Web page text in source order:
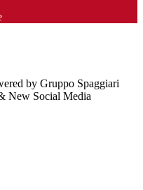
by Gruppo Spaggiari
New Social Media